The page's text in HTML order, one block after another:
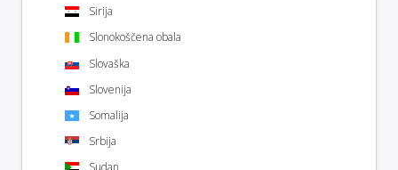
Sirija
Slonokoščena obala
Slovaška
Slovenija
Somalija
Srbija